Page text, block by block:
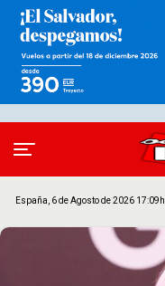
España, 6 de Agosto de 2026 17:09h